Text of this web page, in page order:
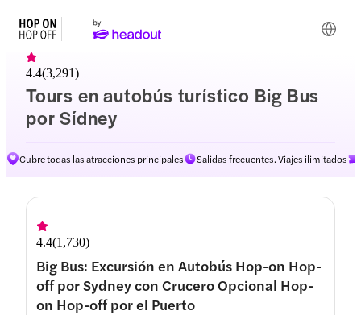
Tours en autobús turístico Big Bus
por Sídney
4.4(3,291)
Cubre todas las atracciones principales Salidas frecuentes. Viajes ilimitados
Rutas
4.4(1,730)
Big Bus: Excursión en Autobús Hop-on Hop-
off por Sydney con Crucero Opcional Hop-
on Hop-off por el Puerto